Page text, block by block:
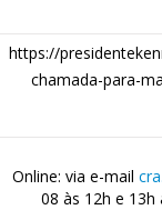
https://
chamada-para-
Online: via e-mail
08 às 12h e 13h